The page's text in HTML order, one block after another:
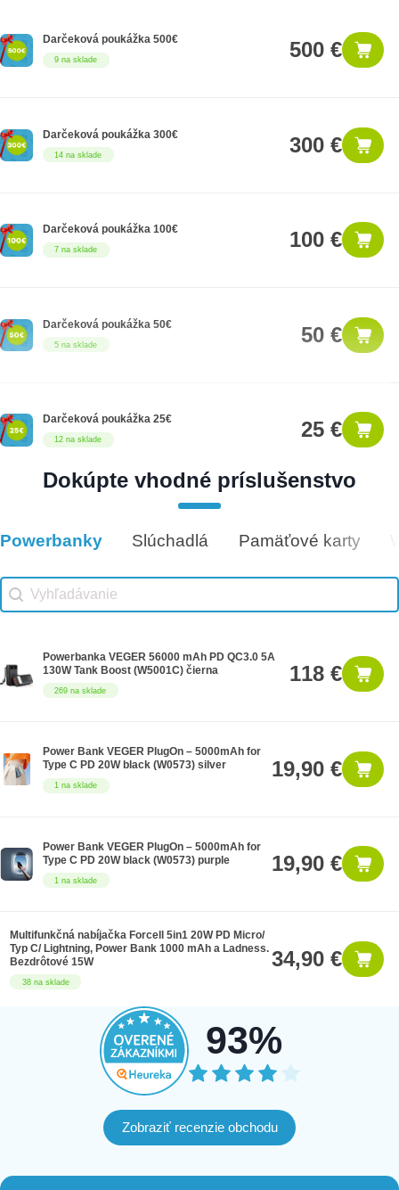
9 na sklade
Darčeková poukážka 500€ 500 €
14 na sklade
Darčeková poukážka 300€ 300 €
7 na sklade
Darčeková poukážka 100€ 100 €
5 na sklade
Darčeková poukážka 50€ 50 €
12 na sklade
Darčeková poukážka 25€ 25 €
8 na sklade
Dokúpte vhodné príslušenstvo
Vhodné príslušenstvo
Powerbanky Slúchadlá Pamäťové karty
Vhodné príslušenstvo search
Search content
269 na sklade
Powerbanka VEGER 56000 mAh PD QC3.0 5A
130W Tank Boost (W5001C) čierna
118 €
1 na sklade
Power Bank VEGER PlugOn – 5000mAh for
Type C PD 20W black (W0573) silver
19,90 €
1 na sklade
Power Bank VEGER PlugOn – 5000mAh for
Type C PD 20W black (W0573) purple
19,90 €
38 na sklade
Multifunkčná nabíjačka Forcell 5in1 20W PD Micro/
Typ C/ Lightning, Power Bank 1000 mAh a Ladness.
Bezdrôtové 15W
34,90 €
93%
Zobraziť recenzie obchodu